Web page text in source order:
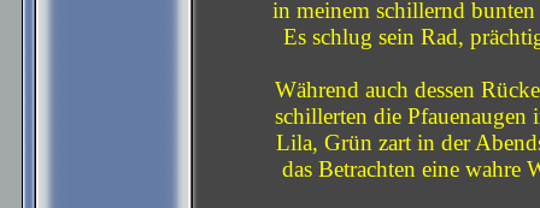
in meinem schillernd
Es schlug sein Rad,
Während auch dessen
schillerten die Pfauenaugen
Lila, Grün zart in der
das Betrachten eine wahre